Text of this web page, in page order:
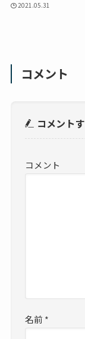
2021.05.31
コメント
コメント
コメント
名前 *